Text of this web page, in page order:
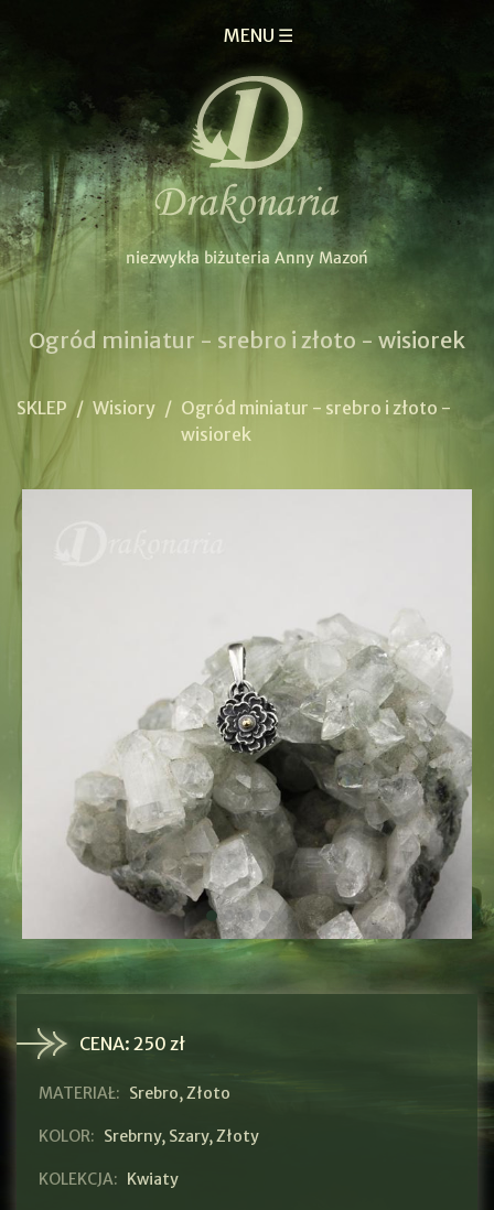
MENU ☰
Ogród miniatur - srebro i złoto - wisiorek
SKLEP / Wisiory / Ogród miniatur - srebro i złoto -
wisiorek
CENA: 250 zł
MATERIAŁ: Srebro, Złoto
KOLOR: Srebrny, Szary,Złoty
KOLEKCJA: Kwiaty